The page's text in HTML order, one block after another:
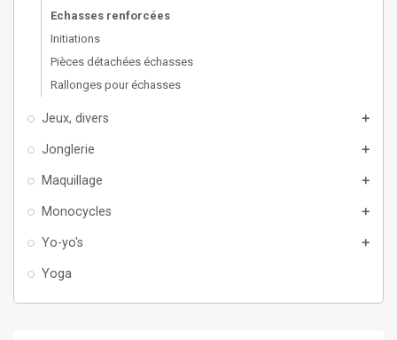
Echasses renforcées
Initiations
Pièces détachées échasses
Rallonges pour échasses
Jeux, divers add
Jonglerie add
Maquillage add
Monocycles add
Yo-yo's add
Yoga